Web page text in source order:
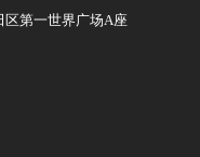
区第一世界广场A座